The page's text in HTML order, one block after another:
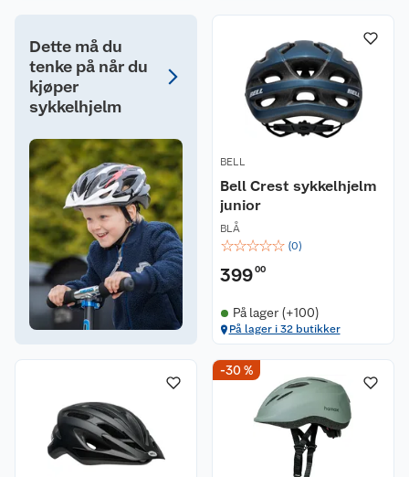
Dette må du
tenke på når du
kjøper
sykkelhjelm
BELL
Bell Crest sykkelhjelm
junior
BLÅ
☆☆☆☆☆ (0)
39900
På lager (+100)
På lager i 32 butikker
-30 %